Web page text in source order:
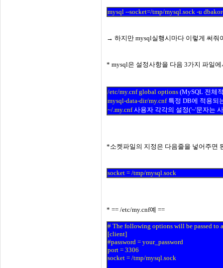
mysql --socket=/tmp/mysql.sock -u
→ 하지만 mysql실행시마다 이렇게 써줘
* mysql은 설정사항을 다음 3가지 파일
/etc/my.cnf global options (MySQL 전체
mysql-data-dir/my.cnf 특정 DB에 적용되
~/.my.cnf사용자 각각의 설정('~'문자는
*소켓파일의 지정은 다음줄을 넣어주면
socket = /tmp/mysql.sock
* == /etc/my.cnf예 ==
# The following options will be passed to
[client]
#password = your_password
port = 3306
socket = /tmp/mysql.sock